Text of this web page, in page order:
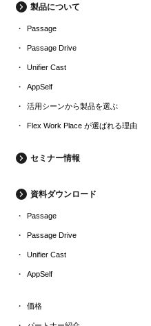
製品について
Passage
Passage Drive
Unifier Cast
AppSelf
活用シーンから製品を選ぶ
Flex Work Place が選ばれる理由
セミナー情報
資料ダウンロード
Passage
Passage Drive
Unifier Cast
AppSelf
価格